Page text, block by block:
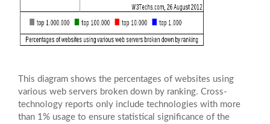
This diagram shows the percentages of websites using
various web servers broken down by ranking. Cross-
technology reports only include technologies with more
than 1% usage to ensure statistical significance of the